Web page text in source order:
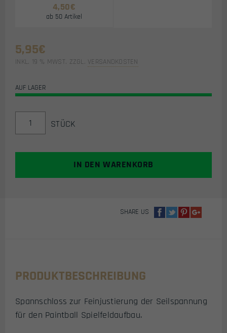
4,50€
ab 50 Artikel
5,95€
INKL. 19 % MWST. ZZGL. VERSANDKOSTEN
AUF LAGER
SPANNSCHLOSS
/
HAKEN)
STÜCK
IN DEN WARENKORB
SHARE US
PRODUKTBESCHREIBUNG
Spannschloss zur Feinjustierung der Seilspannung
für den Paintball Spielfeldaufbau.